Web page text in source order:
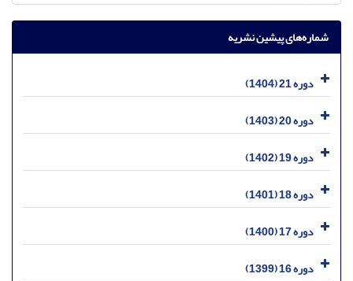
شماره‌های پیشین نشریه
دوره 21 (1404)
دوره 20 (1403)
دوره 19 (1402)
دوره 18 (1401)
دوره 17 (1400)
دوره 16 (1399)